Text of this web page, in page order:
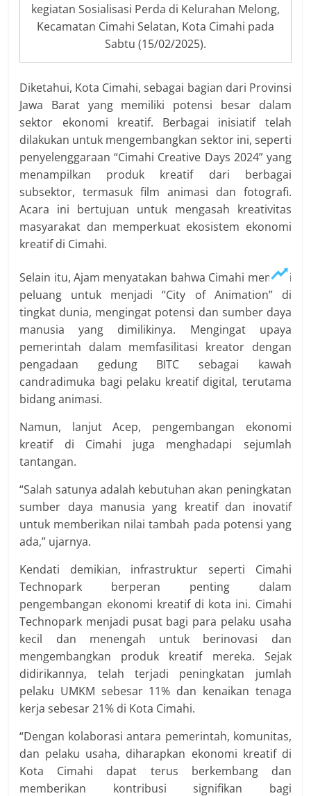
kegiatan Sosialisasi Perda di Kelurahan Melong,
Kecamatan Cimahi Selatan, Kota Cimahi pada
Sabtu (15/02/2025).
Diketahui, Kota Cimahi, sebagai bagian dari Provinsi
Jawa Barat yang memiliki potensi besar dalam
sektor ekonomi kreatif. Berbagai inisiatif telah
dilakukan untuk mengembangkan sektor ini, seperti
penyelenggaraan “Cimahi Creative Days 2024” yang
menampilkan produk kreatif dari berbagai
subsektor, termasuk film animasi dan fotografi.
Acara ini bertujuan untuk mengasah kreativitas
masyarakat dan memperkuat ekosistem ekonomi
kreatif di Cimahi.
Selain itu, Ajam menyatakan bahwa Cimahi memiliki
peluang untuk menjadi “City of Animation” di
tingkat dunia, mengingat potensi dan sumber daya
manusia yang dimilikinya. Mengingat upaya
pemerintah dalam memfasilitasi kreator dengan
pengadaan gedung BITC sebagai kawah
candradimuka bagi pelaku kreatif digital, terutama
bidang animasi.
Namun, lanjut Acep, pengembangan ekonomi
kreatif di Cimahi juga menghadapi sejumlah
tantangan.
“Salah satunya adalah kebutuhan akan peningkatan
sumber daya manusia yang kreatif dan inovatif
untuk memberikan nilai tambah pada potensi yang
ada,” ujarnya.
Kendati demikian, infrastruktur seperti Cimahi
Technopark berperan penting dalam
pengembangan ekonomi kreatif di kota ini. Cimahi
Technopark menjadi pusat bagi para pelaku usaha
kecil dan menengah untuk berinovasi dan
mengembangkan produk kreatif mereka. Sejak
didirikannya, telah terjadi peningkatan jumlah
pelaku UMKM sebesar 11% dan kenaikan tenaga
kerja sebesar 21% di Kota Cimahi.
“Dengan kolaborasi antara pemerintah, komunitas,
dan pelaku usaha, diharapkan ekonomi kreatif di
Kota Cimahi dapat terus berkembang dan
memberikan kontribusi signifikan bagi